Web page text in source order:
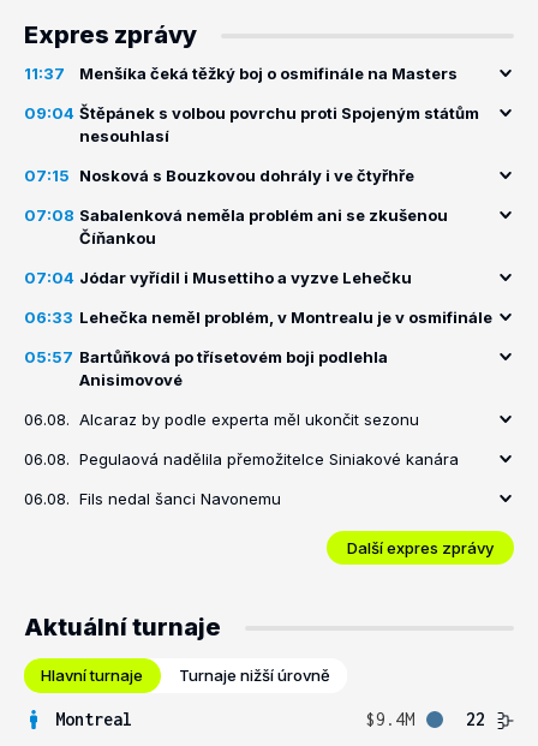
Expres zprávy
11:37 Menšíka čeká těžký boj o osmifinále na Masters
09:04 Štěpánek s volbou povrchu proti Spojeným státům
nesouhlasí
07:15 Nosková s Bouzkovou dohrály i ve čtyřhře
07:08 Sabalenková neměla problém ani se zkušenou
Číňankou
07:04 Jódar vyřídil i Musettiho a vyzve Lehečku
06:33 Lehečka neměl problém, v Montrealu je v osmifinále
05:57 Bartůňková po třísetovém boji podlehla
Anisimovové
06.08. Alcaraz by podle experta měl ukončit sezonu
06.08. Pegulaová nadělila přemožitelce Siniakové kanára
06.08. Fils nedal šanci Navonemu
Další expres zprávy
Aktuální turnaje
Hlavní turnaje Turnaje nižší úrovně
Montreal $9.4M
22